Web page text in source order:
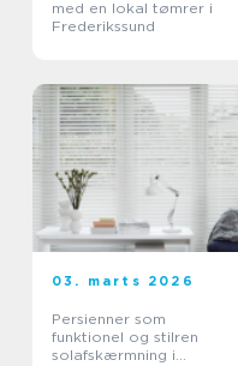
med en lokal tømrer i
Frederikssund
03. marts 2026
Persienner som
funktionel og stilren
solafskærmning i